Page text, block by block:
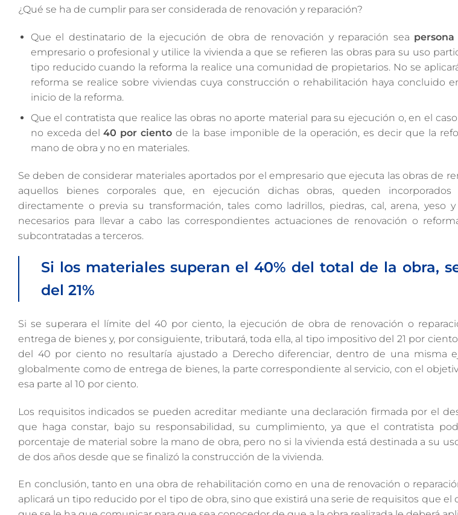
¿Qué se ha de cumplir para ser considerada de renovación y reparación?
Que el destinatario de la ejecución de obra de renovación y reparación sea persona
empresario o profesional y utilice la vivienda a que se refieren las obras para su uso
tipo reducido cuando la reforma la realice una comunidad de propietarios. No se
reforma se realice sobre viviendas cuya construcción o rehabilitación haya concluido
inicio de la reforma.
Que el contratista que realice las obras no aporte material para su ejecución o, en el
no exceda del40 por ciento de la base imponible de la operación, es decir que la
mano de obra y no en materiales.
Se deben de considerar materiales aportados por el empresario que ejecuta las obras de
aquellos bienes corporales que, en ejecución dichas obras, queden
directamente o previa su transformación, tales como ladrillos, piedras, cal, arena, yeso
necesarios para llevar a cabo las correspondientes actuaciones de renovación o
subcontratadas a terceros.
Si los materiales superan el 40% del total de la obra,
del 21%
Si se superara el límite del 40 por ciento, la ejecución de obra de renovación o
entrega de bienes y, por consiguiente, tributará, toda ella, al tipo impositivo del 21 por
del 40 por ciento no resultaría ajustado a Derecho diferenciar, dentro de una misma
globalmente como de entrega de bienes, la parte correspondiente al servicio, con el
esa parte al 10 por ciento.
Los requisitos indicados se pueden acreditar mediante una declaración firmada por el
que haga constar, bajo su responsabilidad, su cumplimiento, ya que el contratista
porcentaje de material sobre la mano de obra, pero no si la vivienda está destinada a su
de dos años desde que se finalizó la construcción de la vivienda.
En conclusión, tanto en una obra de rehabilitación como en una de renovación o
aplicará un tipo reducido por el tipo de obra, sino que existirá una serie de requisitos que el